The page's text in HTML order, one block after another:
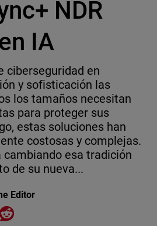
NDR
IA
ciberseguridad en
y sofisticación las
los tamaños necesitan
para proteger sus
estas soluciones han
costosas y complejas.
cambiando esa tradición
de su nueva...
Editor
on X
Share on Reddit